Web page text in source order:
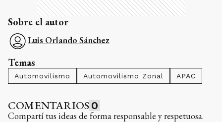
Sobre el autor
Luis Orlando Sánchez
Temas
Automovilismo Automovilismo Zonal APAC
COMENTARIOS 0
Compartí tus ideas de forma responsable y respetuosa.